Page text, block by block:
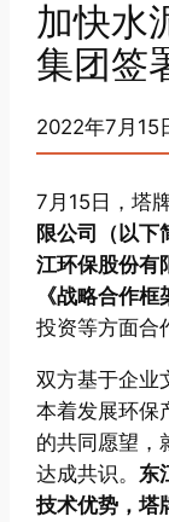
加快水
集团签
2022年7月15
7月15日，塔
限公司（以
江环保股份有
《战略合作
投资等方面合
双方基于企业
本着发展环保
的共同愿望，
达成共识。 东
技术优势，塔